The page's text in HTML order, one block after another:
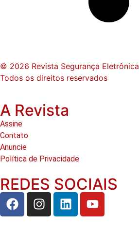
© 2026 Revista Segurança Eletrônica
Todos os direitos reservados
A Revista
Assine
Contato
Anuncie
Política de Privacidade
REDES SOCIAIS